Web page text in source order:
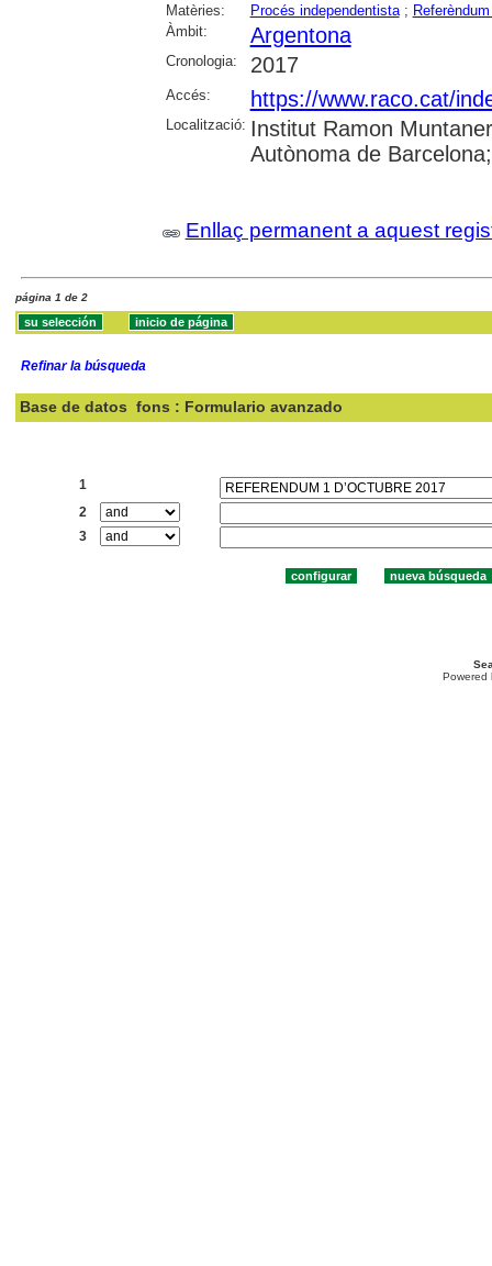
Matèries: Procés independentista;
Àmbit:
Argentona
Cronologia: 2017
Accés: https://www.raco.cat/
Localització: Institut Ramon
Autònoma de
Enllaç permanent a aquest
página 1 de 2
Refinar la búsqueda
Base de datos fons : Formulario avanzado
1
2
3